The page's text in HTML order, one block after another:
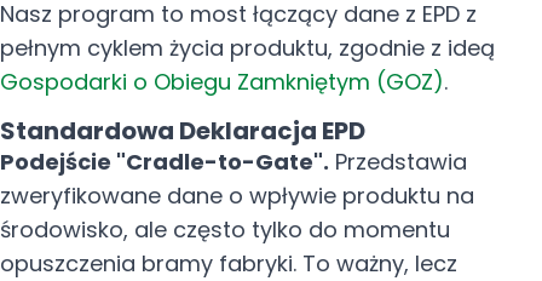
Nasz program to most łączący dane z EPD z
pełnym cyklem życia produktu, zgodnie z ideą
Gospodarki o Obiegu Zamkniętym (GOZ).
Standardowa Deklaracja EPD
Podejście "Cradle-to-Gate". Przedstawia
zweryfikowane dane o wpływie produktu na
środowisko, ale często tylko do momentu
opuszczenia bramy fabryki. To ważny, lecz